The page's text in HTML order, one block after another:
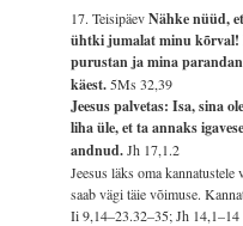
17. TeisipäevNähke nüüd,
ühtki jumalat minu kõrval!
purustan ja mina
käest.5Ms 32,39
Jeesus palvetas: Isa, sina
liha üle, et ta annaks
andnud.Jh 17,1.2
Jeesus läks oma
saab vägi täie võimuse.
Ii 9,14–23.32–35; Jh 14,1–14